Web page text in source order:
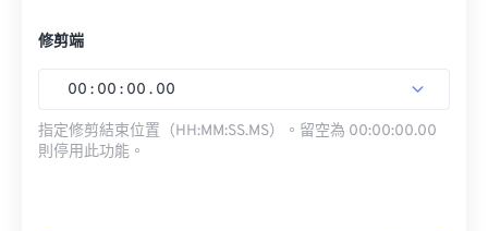
修剪端
00 : 00 : 00 . 00
指定修剪結束位置（HH:MM:SS.MS）。留空為 00:00:00.00
則停用此功能。